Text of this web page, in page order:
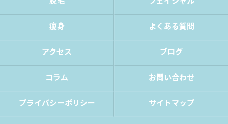
脱毛 フェイシャル
痩身 よくある質問
アクセス ブログ
コラム お問い合わせ
プライバシーポリシー サイトマップ